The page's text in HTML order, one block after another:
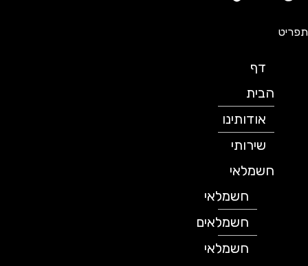
הבית
אודותינו
שירותי
חשמלאי
חשמלאי
חשמלאים
חשמלאי